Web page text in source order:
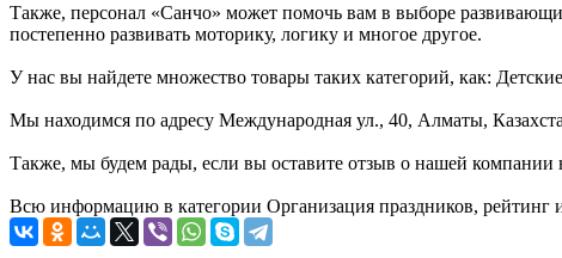
Также, персонал «Санчо» может помочь вам в выборе
постепенно развивать моторику, логику и многое другое.
У нас вы найдете множество товары таких категорий, как:
Мы находимся по адресу Международная ул., 40, Алматы,
Также, мы будем рады, если вы оставите отзыв о нашей
Всю информацию в категории Организация праздников,